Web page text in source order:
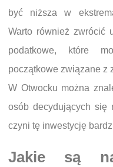
być niższa w
Warto również zwrócić
podatkowe, które
początkowe związane z
W Otwocku można
osób decydujących się
czyni tę inwestycję
Jakie są